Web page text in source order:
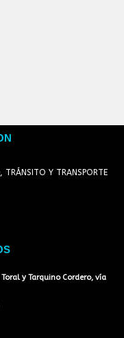
TRÁNSITO Y TRANSPORTE
y Tarquino Cordero, vía